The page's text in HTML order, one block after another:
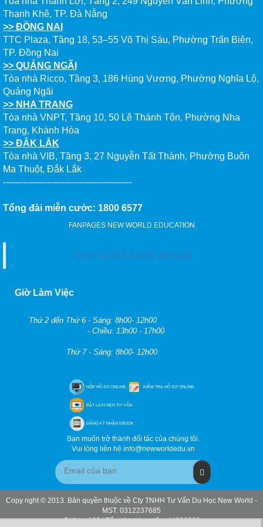
Thanh Khê, TP. Đà Nẵng
>> ĐỒNG NAI
TTC Plaza, Tầng 18, 53–55 Võ Thị Sáu, Phường Trấn Biên,
TP. Đồng Nai
>> QUẢNG NGÃI
Tòa nhà Ricco, Tầng 3, 186 Hùng Vương, Phường Nghĩa Lộ,
Quảng Ngãi
>> NHA TRANG
Tòa nhà VNPT, Tầng 10, 50 Lê Thánh Tôn, Phường Nha
Trang, Khánh Hòa
>> ĐẮK LẮK
Tòa nhà VIB, Tầng 3, 27 Nguyễn Tất Thành, Phường Buôn
Ma Thuột, Đắk Lắk
--------------------------------------------
Tổng đài miễn cước: 1800 6577
FANPAGES NEW WORLD EDUCATION
New World Study Abroad
Giờ Làm Việc
Thứ 2 đến Thứ 6 - Sáng: 8h00- 12h00
- Chiều: 13h00 - 17h00
Thứ 7 - Sáng: 8h00- 12h00
NỘP HỒ SƠ ONLINE KIỂM TRA HỒ SƠ ONLINE
ĐẶT LỊCH HẸN TƯ VẤN
ĐĂNG KÝ NHẬN EBOOK
Bạn muốn trở thành đối tác của chúng tôi.
Vui lòng liên hệ info@newworldedu.vn
Copy right © 2013. Bản quyền thuộc về Cty TNHH Tư Vấn Du Học New World -
MST: 0312237685
Online: 103 | Tổng lượt truy cập: 44920088